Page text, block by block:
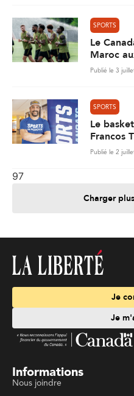
SPORTS
Le
Maroc
Publié le 3
SPORTS
Le
Francos
Publié le 2
97
Charger
Je
Je
Informations
Nous joindre